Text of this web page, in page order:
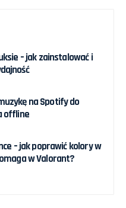
– jak zainstalować i
na Spotify do
offline
– jak poprawić kolory w
w Valorant?